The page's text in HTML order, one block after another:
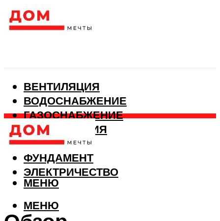
ВЕНТИЛЯЦИЯ
ВОДОСНАБЖЕНИЕ
ГАЗОСНАБЖЕНИЕ
КАНАЛИЗАЦИЯ
ОТОПЛЕНИЕ
ФУНДАМЕНТ
ЭЛЕКТРИЧЕСТВО
МЕНЮ
МЕНЮ